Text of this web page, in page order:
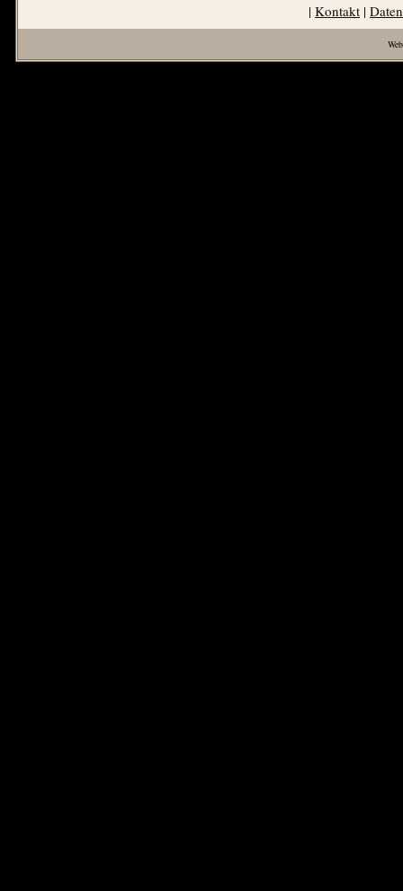
| Kontakt |